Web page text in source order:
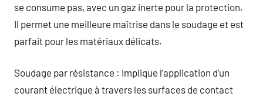
se consume pas, avec un gaz inerte pour la protection.
Il permet une meilleure maîtrise dans le soudage et est
parfait pour les matériaux délicats.
Soudage par résistance : Implique l’application d’un
courant électrique à travers les surfaces de contact